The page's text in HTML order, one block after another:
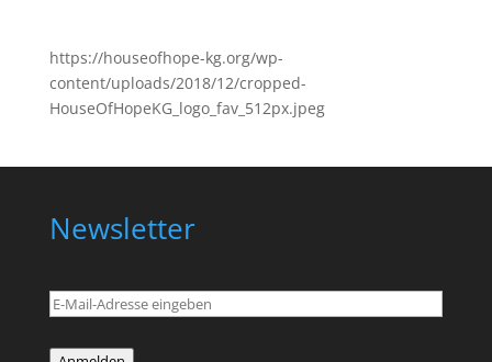
https://houseofhope-kg.org/wp-
content/uploads/2018/12/cropped-
HouseOfHopeKG_logo_fav_512px.jpeg
Newsletter